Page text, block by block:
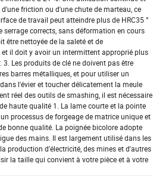
friction ou d'une chute de marteau, ce
de travail peut atteindre plus de HRC35 °
corrects, sans déformation en cours
être nettoyée de la saleté et de
et il doit y avoir un intermittent approprié plus
Les produits de clé ne doivent pas être
barres métalliques, et pour utiliser un
l'évier et toucher délicatement la meule
réel des outils de smashing, il est nécessaire
haute qualité 1. La lame courte et la pointe
processus de forgeage de matrice unique et
bonne qualité. La poignée bicolore adopte
des mains. Il est largement utilisé dans les
production d'électricité, des mines et d'autres
la taille qui convient à votre pièce et à votre